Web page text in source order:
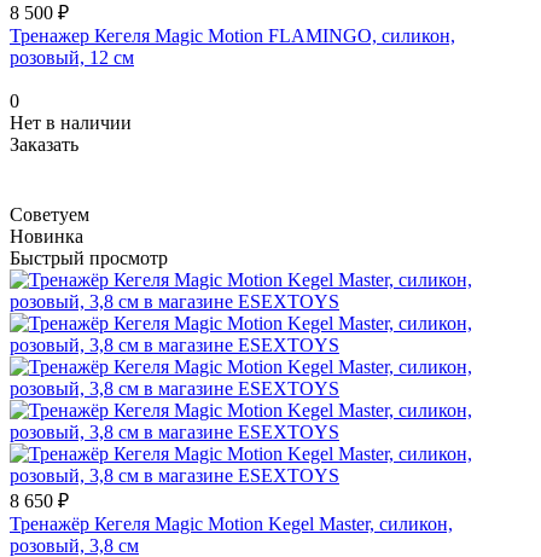
8 500 ₽
Тренажер Кегеля Magic Motion FLAMINGO, силикон,
розовый, 12 см
0
Нет в наличии
Заказать
Советуем
Новинка
Быстрый просмотр
8 650 ₽
Тренажёр Кегеля Magic Motion Kegel Master, силикон,
розовый, 3,8 см